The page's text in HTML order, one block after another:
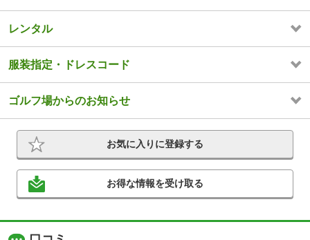
レンタル
服装指定・ドレスコード
ゴルフ場からのお知らせ
お気に入りに登録する
お得な情報を受け取る